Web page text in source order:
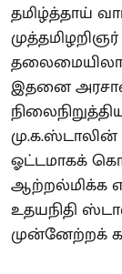
தமிழ்த்தாய்
இதனை
ஓட்டமாகக்
ஆற்றல்மிக்க
உதயநிதி
முன்னேற்றக்